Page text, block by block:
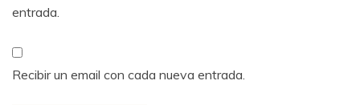
entrada.
Recibir un email con cada nueva entrada.